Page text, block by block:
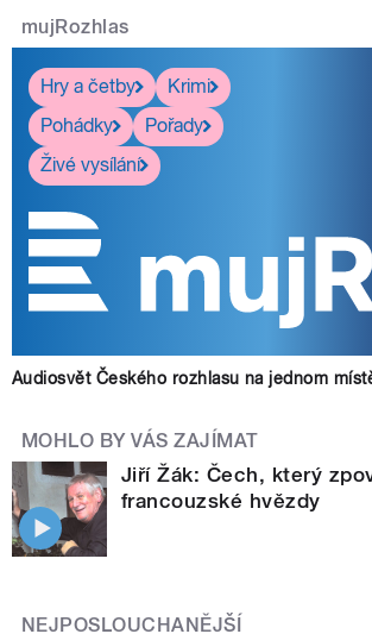
mujRozhlas
Hry a četby
Krimi
Pohádky
Pořady
Živé vysílání
Audiosvět Českého rozhlasu na jednom
MOHLO BY VÁS ZAJÍMAT
Jiří Žák: Čech, který
francouzské hvězdy
NEJPOSLOUCHANĚJŠÍ